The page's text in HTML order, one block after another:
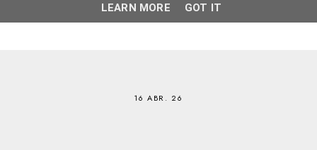
16 ABR. 26
LEARN MORE GOT IT